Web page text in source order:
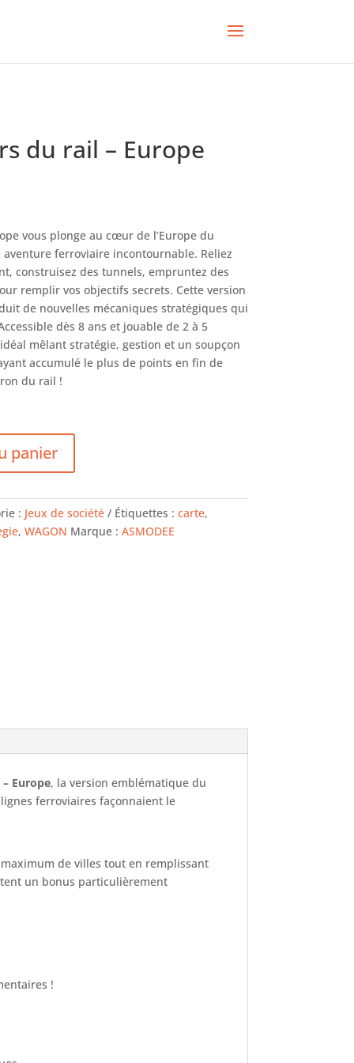
du rail – Europe
vous plonge au cœur de l’Europe du
aventure ferroviaire incontournable. Reliez
construisez des tunnels, empruntez des
remplir vos objectifs secrets. Cette version
de nouvelles mécaniques stratégiques qui
dès 8 ans et jouable de 2 à 5
mêlant stratégie, gestion et un soupçon
accumulé le plus de points en fin de
du rail !
panier
: Jeux de société Étiquettes : carte,
, WAGON Marque : ASMODEE
Europe, la version emblématique du
ferroviaires façonnaient le
de villes tout en remplissant
un bonus particulièrement
!